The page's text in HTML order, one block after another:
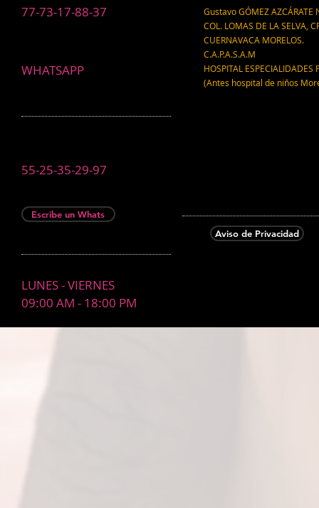
77-73-17-88-37
WHATSAPP
Gustavo GÓMEZ AZCÁRATE
COL. LOMAS DE LA SELVA,
CUERNAVACA MORELOS.
C.A.P.A.S.A.M
HOSPITAL ESPECIALIDADES
(Antes hospital de niños
55-25-35-29-97
Escribe un Whats
Aviso de Privacidad
LUNES - VIERNES
09:00 AM - 18:00 PM